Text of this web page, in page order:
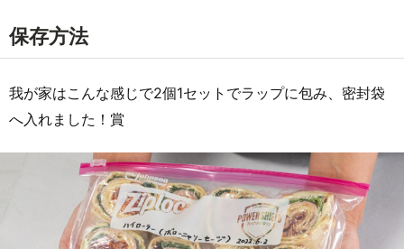
保存方法
我が家はこんな感じで2個1セットでラップに包み、密封袋
へ入れました！賞